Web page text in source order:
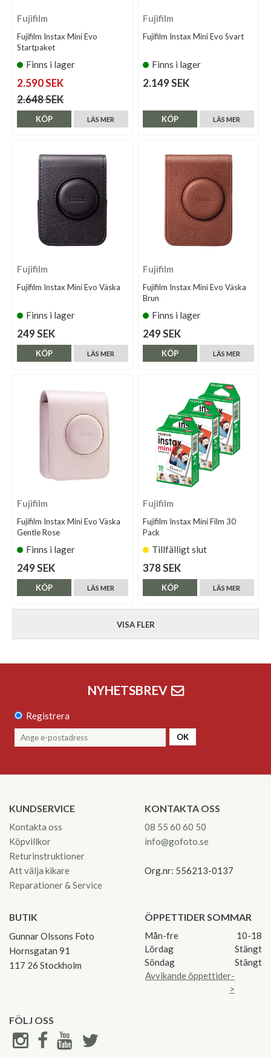
Fujifilm
Fujifilm Instax Mini Evo
Startpaket
Finns i lager
2.590 SEK
2.648 SEK
LÄS MER
KÖP
Fujifilm
Fujifilm Instax Mini Evo Svart
Finns i lager
2.149 SEK
LÄS MER
KÖP
Fujifilm
Fujifilm Instax Mini Evo Väska
Finns i lager
249 SEK
LÄS MER
KÖP
Fujifilm
Fujifilm Instax Mini Evo Väska
Brun
Finns i lager
249 SEK
LÄS MER
KÖP
Fujifilm
Fujifilm Instax Mini Evo Väska
Gentle Rose
Finns i lager
249 SEK
LÄS MER
KÖP
Fujifilm
Fujifilm Instax Mini Film 30
Pack
Tillfälligt slut
378 SEK
LÄS MER
KÖP
VISA FLER
NYHETSBREV
Registrera
OK
KUNDSERVICE
Kontakta oss
Köpvillkor
Returinstruktioner
Att välja kikare
Reparationer & Service
KONTAKTA OSS
08 55 60 60 50
info@gofoto.se
Org.nr: 556213-0137
BUTIK
Gunnar Olssons Foto
Hornsgatan 91
117 26 Stockholm
ÖPPETTIDER SOMMAR
Mån-fre
10-18
Lördag
Stängt
Söndag
Stängt
Avvikande öppettider-
>
FÖLJ OSS